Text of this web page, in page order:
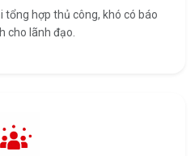
hợp thủ công, khó có báo
cho lãnh đạo.